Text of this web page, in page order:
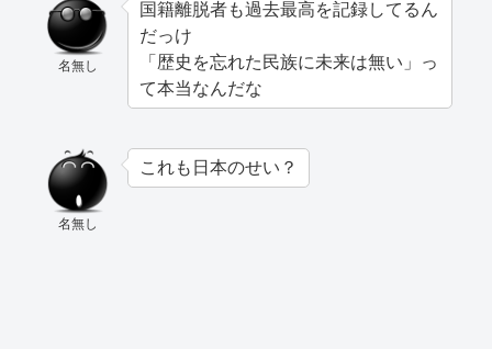
名無し
国籍離脱者も過去最高を記録してるん
だっけ
「歴史を忘れた民族に未来は無い」っ
て本当なんだな
名無し
これも日本のせい？